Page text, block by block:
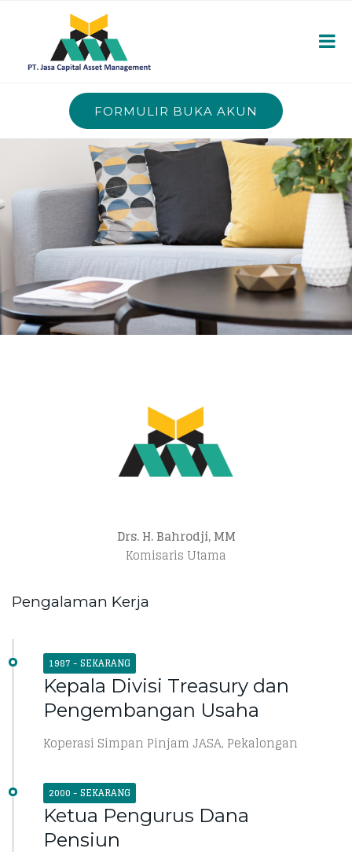
FORMULIR BUKA AKUN
Drs. H. Bahrodji, MM
Komisaris Utama
Pengalaman Kerja
1987 - SEKARANG
Kepala Divisi Treasury dan
Pengembangan Usaha
Koperasi Simpan Pinjam JASA, Pekalongan
2000 - SEKARANG
Ketua Pengurus Dana
Pensiun